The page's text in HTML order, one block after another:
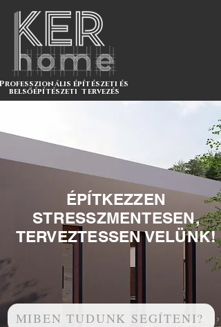
Professzionális építészeti és
belsőépítészeti tervezés
ÉPÍTKEZZEN
STRESSZMENTESEN,
TERVEZTESSEN VELÜNK!
MIBEN TUDUNK SEGÍTENI?